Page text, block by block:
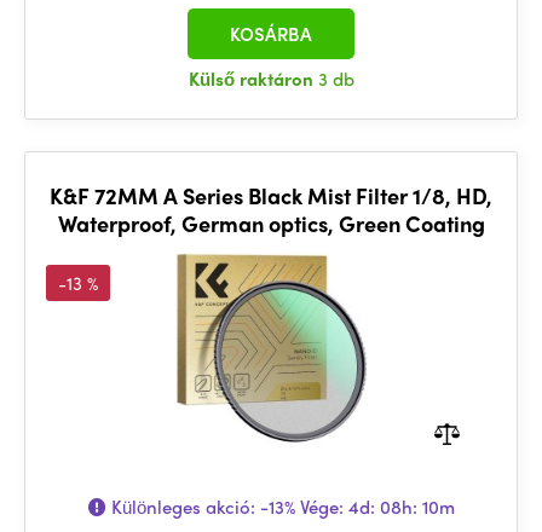
Külső raktáron 3 db
KOSÁRBA
K&F 72MM A Series Black Mist Filter 1/8, HD,
Waterproof, German optics, Green Coating
-13 %
Különleges akció: -13%Vége: 4d: 08h: 10m